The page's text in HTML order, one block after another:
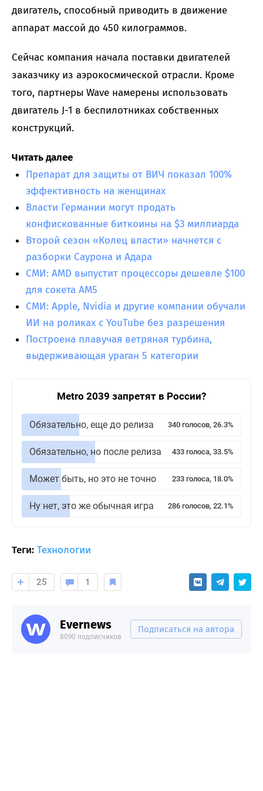
двигатель, способный приводить в движение
аппарат массой до 450 килограммов.
Сейчас компания начала поставки двигателей
заказчику из аэрокосмической отрасли. Кроме
того, партнеры Wave намерены использовать
двигатель J-1 в беспилотниках собственных
конструкций.
Читать далее
Препарат для защиты от ВИЧ показал 100%
эффективность на женщинах
Власти Германии могут продать
конфискованные биткоины на $3 миллиарда
Второй сезон «Колец власти» начнется с
разборки Саурона и Адара
СМИ: AMD выпустит процессоры дешевле $100
для сокета AM5
СМИ: Apple, Nvidia и другие компании обучали
ИИ на роликах с YouTube без разрешения
Построена плавучая ветряная турбина,
выдерживающая ураган 5 категории
Metro 2039 запретят в России?
Обязательно, еще до релиза 340 голосов, 26.3%
Обязательно, но после релиза 433 голоса, 33.5%
Может быть, но это не точно 233 голоса, 18.0%
Ну нет, это же обычная игра 286 голосов, 22.1%
Теги: Технологии
25 1
Evernews
8090 подписчиков
Подписаться на автора